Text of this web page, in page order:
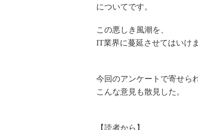
についてです。
この悪しき風潮を、
IT業界に蔓延させてはいけ
今回のアンケートで寄せら
こんな意見も散見した。
【読者から】